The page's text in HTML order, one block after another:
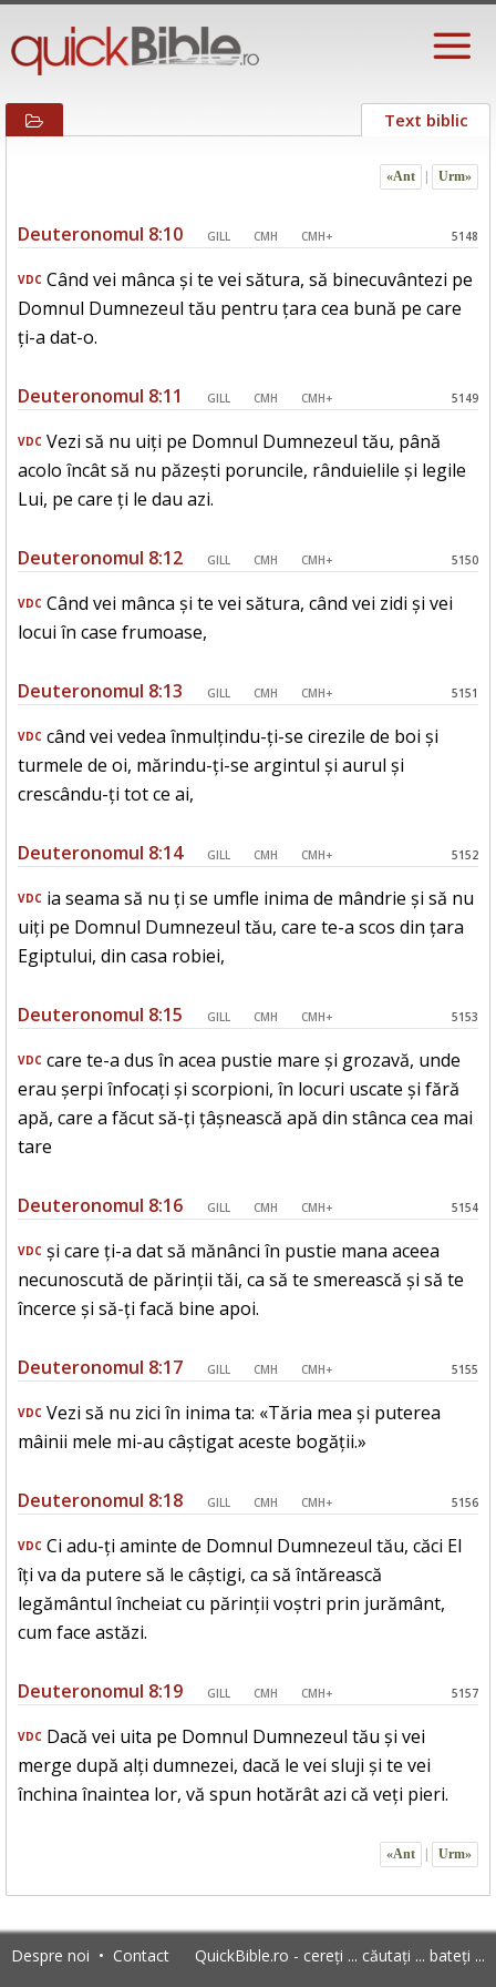
Text biblic
«Ant Urm»
Deuteronomul 8:10 GILL CMH CMH+ 5148
VDC Când vei mânca și te vei sătura, să binecuvântezi pe
Domnul Dumnezeul tău pentru țara cea bună pe care
ți-a dat-o.
Deuteronomul 8:11 GILL CMH CMH+ 5149
VDC Vezi să nu uiți pe Domnul Dumnezeul tău, până
acolo încât să nu păzești poruncile, rânduielile și legile
Lui, pe care ți le dau azi.
Deuteronomul 8:12 GILL CMH CMH+ 5150
VDC Când vei mânca și te vei sătura, când vei zidi și vei
locui în case frumoase,
Deuteronomul 8:13 GILL CMH CMH+ 5151
VDC când vei vedea înmulțindu-ți-se cirezile de boi și
turmele de oi, mărindu-ți-se argintul și aurul și
crescându-ți tot ce ai,
Deuteronomul 8:14 GILL CMH CMH+ 5152
VDC ia seama să nu ți se umfle inima de mândrie și să nu
uiți pe Domnul Dumnezeul tău, care te-a scos din țara
Egiptului, din casa robiei,
Deuteronomul 8:15 GILL CMH CMH+ 5153
VDC care te-a dus în acea pustie mare și grozavă, unde
erau șerpi înfocați și scorpioni, în locuri uscate și fără
apă, care a făcut să-ți țâșnească apă din stânca cea mai
tare
Deuteronomul 8:16 GILL CMH CMH+ 5154
VDC și care ți-a dat să mănânci în pustie mana aceea
necunoscută de părinții tăi, ca să te smerească și să te
încerce și să-ți facă bine apoi.
Deuteronomul 8:17 GILL CMH CMH+ 5155
VDC Vezi să nu zici în inima ta: «Tăria mea și puterea
mâinii mele mi-au câștigat aceste bogății.»
Deuteronomul 8:18 GILL CMH CMH+ 5156
VDC Ci adu-ți aminte de Domnul Dumnezeul tău, căci El
îți va da putere să le câștigi, ca să întărească
legământul încheiat cu părinții voștri prin jurământ,
cum face astăzi.
Deuteronomul 8:19 GILL CMH CMH+ 5157
VDC Dacă vei uita pe Domnul Dumnezeul tău și vei
merge după alți dumnezei, dacă le vei sluji și te vei
închina înaintea lor, vă spun hotărât azi că veți pieri.
«Ant Urm»
Despre noi • Contact QuickBible.ro - cereți ... căutați ... bateți ...